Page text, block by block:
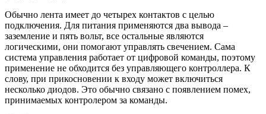
Обычно лента имеет до четырех контактов с целью
подключения. Для питания применяются два вывода –
заземление и пять вольт, все остальные являются
логическими, они помогают управлять свечением. Сама
система управления работает от цифровой команды, поэтому
применение не обходится без управляющего контроллера. К
слову, при прикосновении к входу может включиться
несколько диодов. Это обычно связано с появлением помех,
принимаемых контролером за команды.